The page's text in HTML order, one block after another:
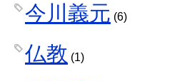
今川義元 (6)
仏教 (1)